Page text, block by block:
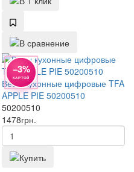
−3%
КАРТОЙ
Весы кухонные цифровые TFA
APPLE PIE 50200510
50200510
1478грн.